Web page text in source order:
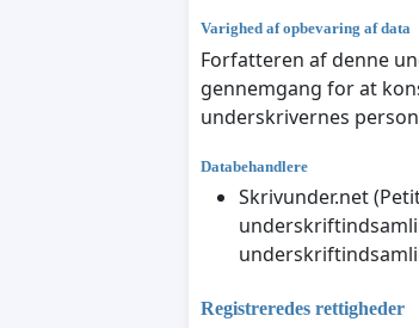
Varighed af opbevaring af data
Forfatteren af ​​denne
gennemgang for at
underskrivernes
Databehandlere
Skrivunder.net
Registreredes rettigheder